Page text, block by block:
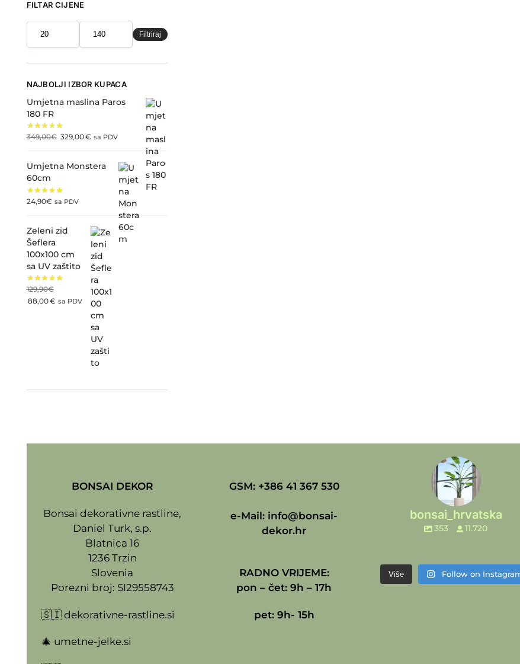
FILTAR CIJENE
Filtriraj
NAJBOLJI IZBOR KUPACA
Umjetna maslina Paros
180 FR
349,00€ 329,00€ sa PDV
Umjetna Monstera
60cm
24,90€ sa PDV
Zeleni zid
Šeflera
100x100 cm
sa UV zaštito
129,90€
88,00€ sa PDV
BONSAI DEKOR
Bonsai dekorativne rastline,
Daniel Turk, s.p.
Blatnica 16
1236 Trzin
Slovenia
Porezni broj: SI29558743
🇸🇮 dekorativne-rastline.si
🎄 umetne-jelke.si
GSM: +386 41 367 530
e-Mail: info@bonsai-
dekor.hr
RADNO VRIJEME:
pon – čet: 9h – 17h
pet: 9h- 15h
bonsai_hrvatska
353 11.720
Više Follow on